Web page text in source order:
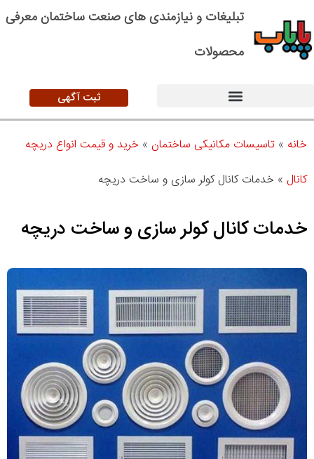
تبلیغات و نیازمندی های صنعت ساختمان معرفی
محصولات
ثبت آگهی
خانه » تاسیسات مکانیکی ساختمان » خرید و قیمت انواع دریچه
کانال » خدمات کانال کولر سازی و ساخت دریچه
خدمات کانال کولر سازی و ساخت دریچه